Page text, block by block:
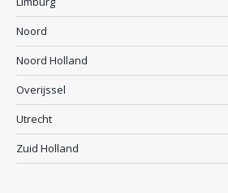
Noord
Noord Holland
Overijssel
Utrecht
Zuid Holland